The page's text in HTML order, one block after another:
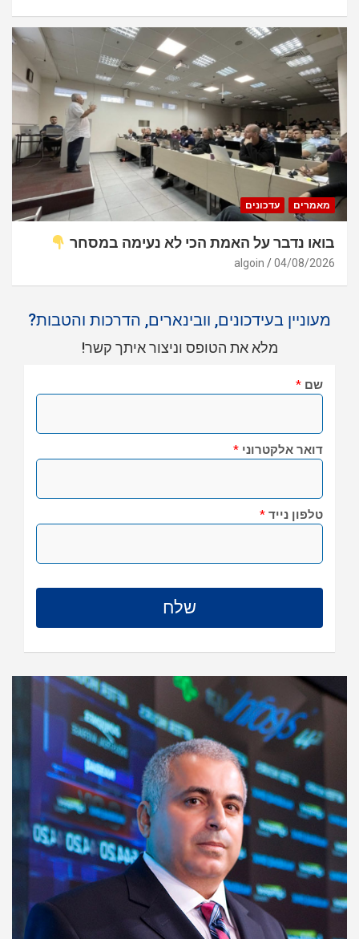
מאמרים עדכונים
בואו נדבר על האמת הכי לא נעימה במסחר
04/08/2026
algoin
מעוניין בעידכונים, וובינארים, הדרכות והטבות?
מלא את הטופס וניצור איתך קשר!
שם *
דואר אלקטרוני *
טלפון נייד *